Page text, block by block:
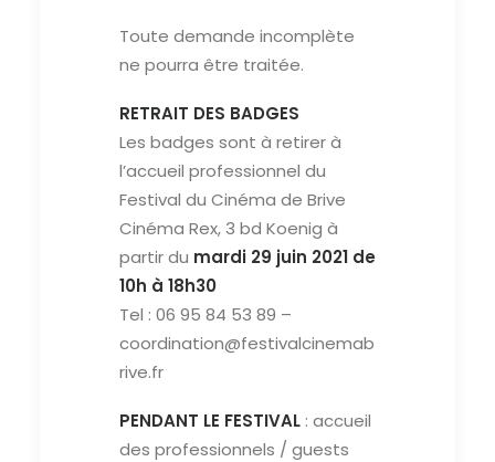
Toute demande incomplète
ne pourra être traitée.
RETRAIT DES BADGES
Les badges sont à retirer à
l’accueil professionnel du
Festival du Cinéma de Brive
Cinéma Rex, 3 bd Koenig à
partir du mardi 29 juin 2021 de
10h à 18h30
Tel : 06 95 84 53 89 –
coordination@festivalcinemab
rive.fr
PENDANT LE FESTIVAL : accueil
des professionnels / guests